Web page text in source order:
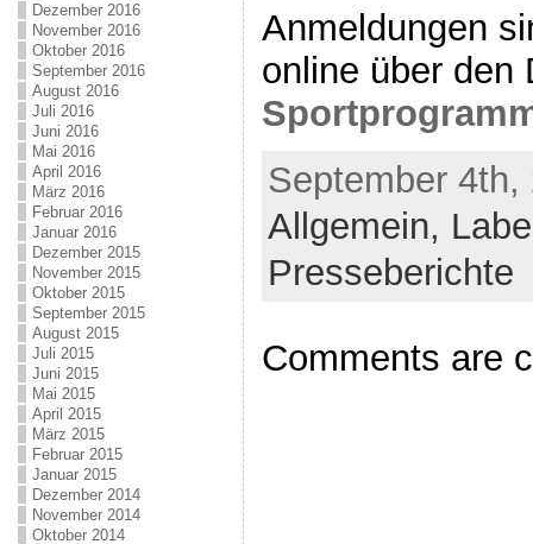
Dezember 2016
November 2016
Oktober 2016
September 2016
August 2016
Juli 2016
Juni 2016
Mai 2016
April 2016
März 2016
Februar 2016
Januar 2016
Dezember 2015
November 2015
Oktober 2015
September 2015
August 2015
Juli 2015
Juni 2015
Mai 2015
April 2015
März 2015
Februar 2015
Januar 2015
Dezember 2014
November 2014
Oktober 2014
Anmeldungen
online über den
September
Allgemein,
Presseberichte
Comments are